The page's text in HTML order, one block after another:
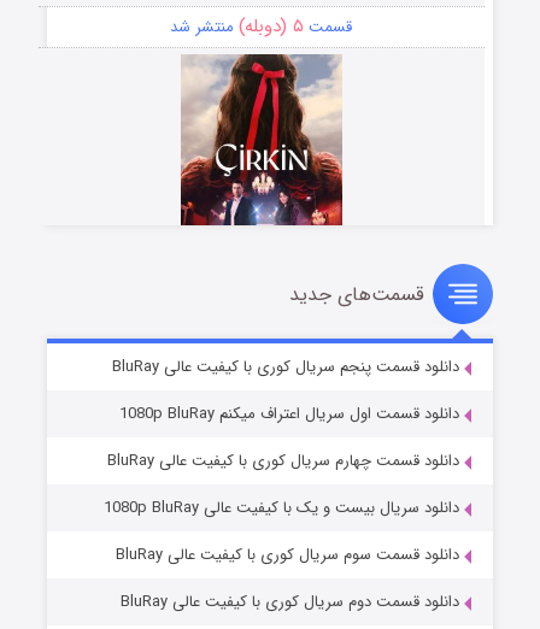
قسمت ۵ (دوبله) منتشر شد
سریال زشت
قسمت۲ (زیرنویس) منتشر شد
مردگان متحرک: شهر مرده ۳
قسمت‌های جدید
دانلود قسمت پنجم سریال کوری با کیفیت عالی BluRay
دانلود قسمت اول سریال اعتراف میکنم 1080p BluRay
دانلود قسمت چهارم سریال کوری با کیفیت عالی BluRay
دانلود سریال بیست و یک با کیفیت عالی 1080p BluRay
دانلود قسمت سوم سریال کوری با کیفیت عالی BluRay
دانلود قسمت دوم سریال کوری با کیفیت عالی BluRay